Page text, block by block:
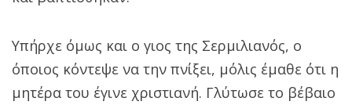
Υπήρχε όμως και ο γιος της Σερμιλιανός, ο
όποιος κόντεψε να την πνίξει, μόλις έμαθε ότι η
μητέρα του έγινε χριστιανή. Γλύτωσε το βέβαιο